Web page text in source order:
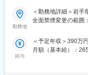
入社後1年で店長昇
重視し相談しやすい
7/21（火）17:00～
7/23（木）17:00～
※ご応募時、参加可
楽天モバイルショ
料金プラン・楽天カ
活をより豊かにする
勤務地
＜勤務地詳細＞岩手
全面禁煙変更の範囲
給与
＜予定年収＞390万
月額（基本給）：